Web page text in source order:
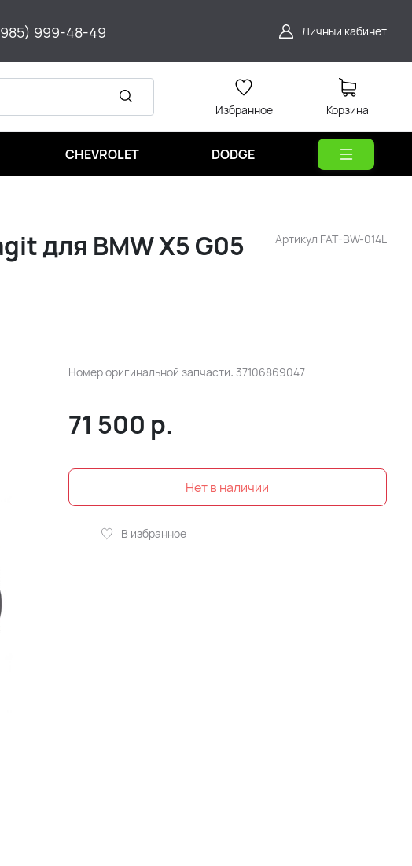
999-48-49 Личный кабинет
Избранное Корзина
CHEVROLET DODGE
Артикул FAT-BW-014L
для BMW X5 G05
Номер оригинальной запчасти: 37106869047
71 500 р.
В избранное